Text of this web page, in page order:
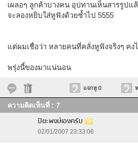
เผลอๆ ลูกค้าบางคน อุปทานเห็นสารรูปแ
จะลองหยิบใส่หูฟังด้วยซ้ำไป 5555
แต่ผมเชื่อว่า หลายคนที่คลั่งหูฟังจริงๆ คง
พรุ่งนี้ของมาแน่นอน
แจกหู 0
ความคิดเห็นที่ : 7
ปิยะพงษ์เองครับ
02/01/2007 23:33:06